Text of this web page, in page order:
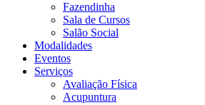
Fazendinha
Sala de Cursos
Salão Social
Modalidades
Eventos
Serviços
Avaliação Física
Acupuntura